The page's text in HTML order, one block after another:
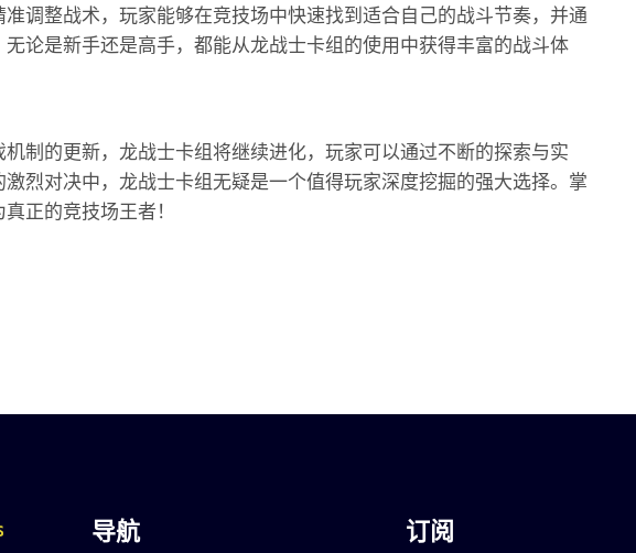
调整战术，玩家能够在竞技场中快速找到适合自己的战斗节奏，并通
论是新手还是高手，都能从龙战士卡组的使用中获得丰富的战斗体
制的更新，龙战士卡组将继续进化，玩家可以通过不断的探索与实
烈对决中，龙战士卡组无疑是一个值得玩家深度挖掘的强大选择。掌
正的竞技场王者！
导航 订阅